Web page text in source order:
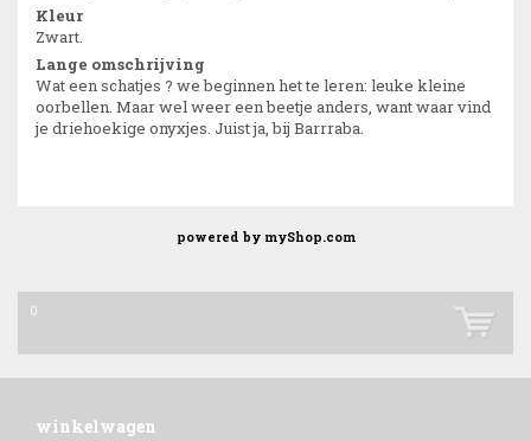
Kleur
Zwart.
Lange omschrijving
Wat een schatjes ? we beginnen het te leren: leuke kleine
oorbellen. Maar wel weer een beetje anders, want waar vind
je driehoekige onyxjes. Juist ja, bij Barrraba.
powered by myShop.com
0
winkelwagen